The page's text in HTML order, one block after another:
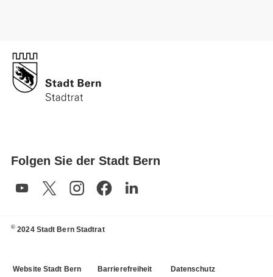
Folgen Sie der Stadt Bern
© 2024 Stadt Bern Stadtrat
Website Stadt Bern Barrierefreiheit Datenschutz